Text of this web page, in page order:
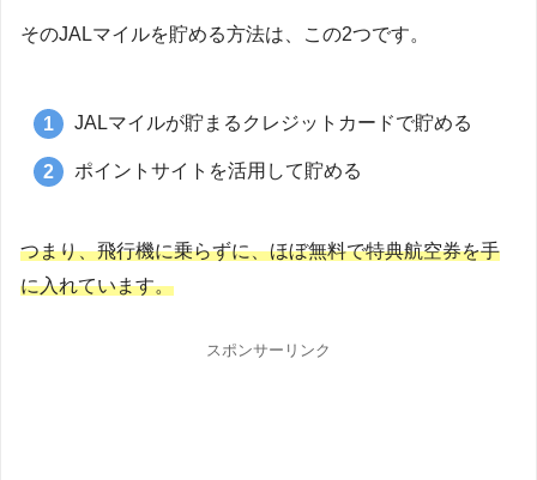
そのJALマイルを貯める方法は、この2つです。
JALマイルが貯まるクレジットカードで貯める
ポイントサイトを活用して貯める
つまり、飛行機に乗らずに、ほぼ無料で特典航空券を手
に入れています。
スポンサーリンク